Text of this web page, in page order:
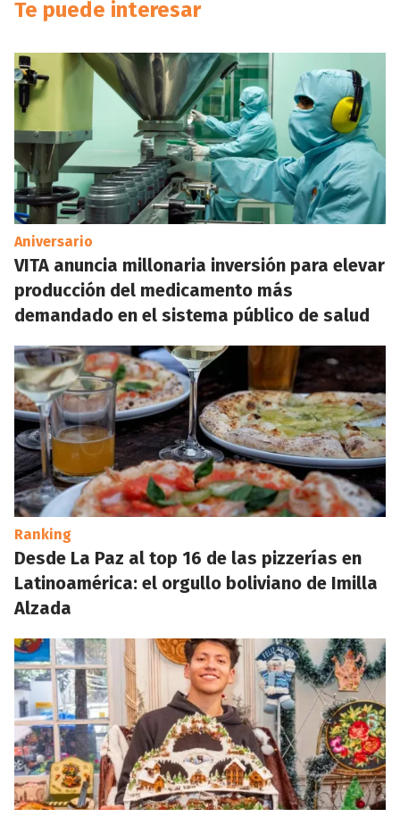
Te puede interesar
Aniversario
VITA anuncia millonaria inversión para elevar
producción del medicamento más
demandado en el sistema público de salud
Ranking
Desde La Paz al top 16 de las pizzerías en
Latinoamérica: el orgullo boliviano de Imilla
Alzada